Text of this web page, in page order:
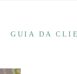
GUIA DA